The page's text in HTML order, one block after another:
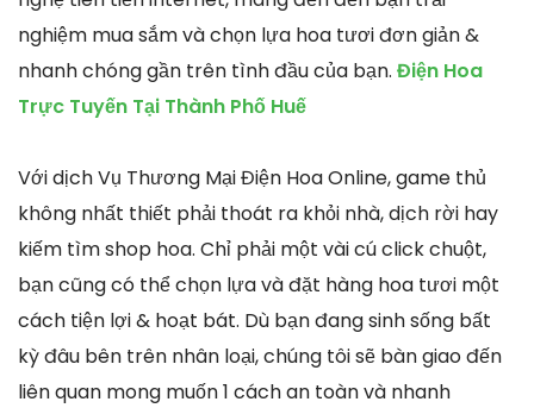
nghiệm mua sắm và chọn lựa hoa tươi đơn giản &
nhanh chóng gần trên tình đầu của bạn. Điện Hoa
Trực Tuyến Tại Thành Phố Huế
Với dịch Vụ Thương Mại Điện Hoa Online, game thủ
không nhất thiết phải thoát ra khỏi nhà, dịch rời hay
kiếm tìm shop hoa. Chỉ phải một vài cú click chuột,
bạn cũng có thể chọn lựa và đặt hàng hoa tươi một
cách tiện lợi & hoạt bát. Dù bạn đang sinh sống bất
kỳ đâu bên trên nhân loại, chúng tôi sẽ bàn giao đến
liên quan mong muốn 1 cách an toàn và nhanh